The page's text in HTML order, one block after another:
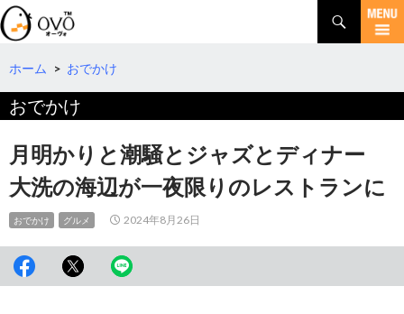
検
索
コ
テ
ツ
へ
動
ホーム > おでかけ
おでかけ
月明かりと潮騒とジャズとディナー
大洗の海辺が一夜限りのレストランに
おでかけ グルメ 2024年8月26日